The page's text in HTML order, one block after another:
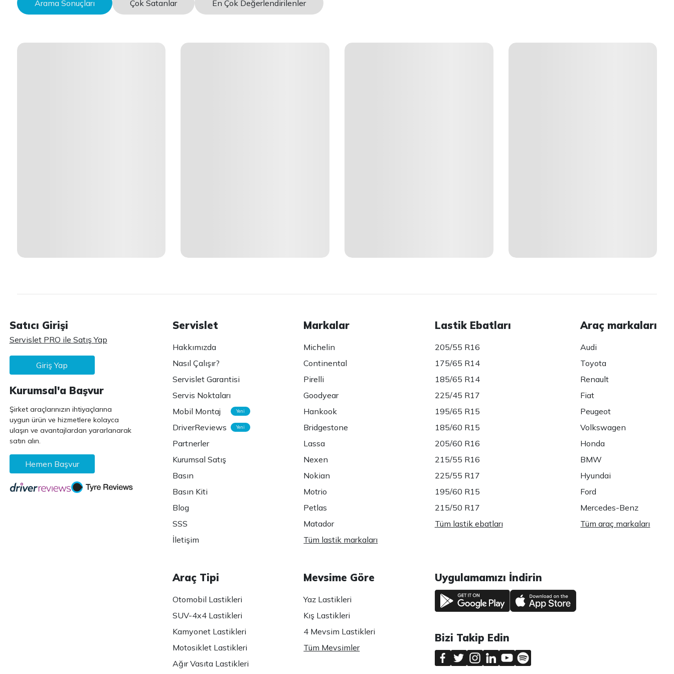
Arama Sonuçları Çok Satanlar En Çok Değerlendirilenler
Satıcı Girişi
Servislet PRO ile Satış Yap
Giriş Yap
Kurumsal'a Başvur
Şirket araçlarınızın ihtiyaçlarına
uygun ürün ve hizmetlere kolayca
ulaşın ve avantajlardan yararlanarak
satın alın.
Hemen Başvur
Servislet
Hakkımızda
Nasıl Çalışır?
Servislet Garantisi
Servis Noktaları
Mobil Montaj
Yeni
DriverReviews Yeni
Partnerler
Kurumsal Satış
Basın
Basın Kiti
Blog
SSS
İletişim
Markalar
Michelin
Continental
Pirelli
Goodyear
Hankook
Bridgestone
Lassa
Nexen
Nokian
Motrio
Petlas
Matador
Tüm lastik markaları
Lastik Ebatları
205/55 R16
175/65 R14
185/65 R14
225/45 R17
195/65 R15
185/60 R15
205/60 R16
215/55 R16
225/55 R17
195/60 R15
215/50 R17
Tüm lastik ebatları
Araç markaları
Audi
Toyota
Renault
Fiat
Peugeot
Volkswagen
Honda
BMW
Hyundai
Ford
Mercedes-Benz
Tüm araç markaları
Araç Tipi
Otomobil Lastikleri
SUV-4x4 Lastikleri
Kamyonet Lastikleri
Motosiklet Lastikleri
Ağır Vasıta Lastikleri
Mevsime Göre
Yaz Lastikleri
Kış Lastikleri
4 Mevsim Lastikleri
Tüm Mevsimler
Uygulamamızı İndirin
Bizi Takip Edin